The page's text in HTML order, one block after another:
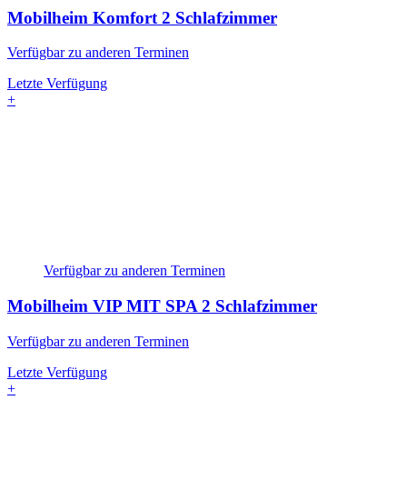
Mobilheim Komfort 2 Schlafzimmer
Verfügbar zu anderen Terminen
Letzte Verfügung
+
Verfügbar zu anderen Terminen
Mobilheim VIP MIT SPA 2 Schlafzimmer
Verfügbar zu anderen Terminen
Letzte Verfügung
+